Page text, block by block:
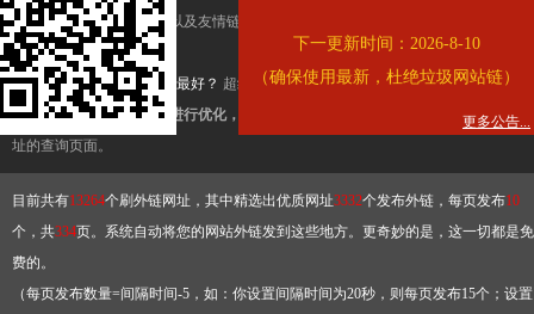
链，需要结合普通的外链以及友情链接，您可以到站长论坛发布外链，到友情链接
台交换友情链接。
3、如何使用超级外链效果最好？ 超级外链不同于普通的外链，它是动态的链接，
有频繁使用超级外链工具进行优化，才能获得稳定的外链
，最终使搜索引擎收录带
址的查询页面。
目前共有13264个刷外链网址，其中精选出优质网址3332个发布外链，每页发布10
个，共334页。系统自动将您的网站外链发到这些地方。更奇妙的是，这一切都是免
费的。
（每页发布数量=间隔时间-5，如：你设置间隔时间为20秒，则每页发布15个；设置
下一更新时间：2026-8-10
（确保使用最新，杜绝垃圾网站链）
更多公告...